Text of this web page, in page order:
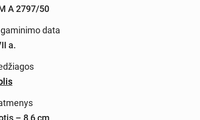
A 2797/50
data
a.
– 8,6 cm